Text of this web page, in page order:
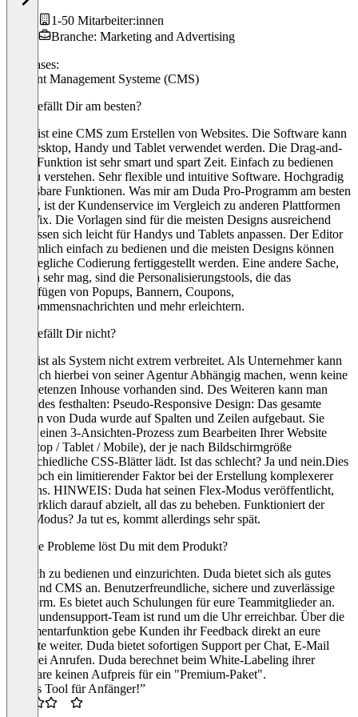
1-50 Mitarbeiter:innen
Branche: Marketing and Advertising
Use cases:
Content Management Systeme (CMS)
Was gefällt Dir am besten?
Duda ist eine CMS zum Erstellen von Websites. Die Software kann
auf Desktop, Handy und Tablet verwendet werden. Die Drag-and-
Drop-Funktion ist sehr smart und spart Zeit. Einfach zu bedienen
und zu verstehen. Sehr flexible und intuitive Software. Hochgradig
anpassbare Funktionen. Was mir am Duda Pro-Programm am besten
gefällt, ist der Kundenservice im Vergleich zu anderen Plattformen
wie Wix. Die Vorlagen sind für die meisten Designs ausreichend
und lassen sich leicht für Handys und Tablets anpassen. Der Editor
ist ziemlich einfach zu bedienen und die meisten Designs können
ohne jegliche Codierung fertiggestellt werden. Eine andere Sache,
die ich sehr mag, sind die Personalisierungstools, die das
Hinzufügen von Popups, Bannern, Coupons,
Willkommensnachrichten und mehr erleichtern.
Was gefällt Dir nicht?
Duda ist als System nicht extrem verbreitet. Als Unternehmer kann
man sich hierbei von seiner Agentur Abhängig machen, wenn keine
Kompetenzen Inhouse vorhanden sind. Des Weiteren kann man
folgendes festhalten: Pseudo-Responsive Design: Das gesamte
System von Duda wurde auf Spalten und Zeilen aufgebaut. Sie
haben einen 3-Ansichten-Prozess zum Bearbeiten Ihrer Website
(Desktop / Tablet / Mobile), der je nach Bildschirmgröße
unterschiedliche CSS-Blätter lädt. Ist das schlecht? Ja und nein.Dies
ist jedoch ein limitierender Faktor bei der Erstellung komplexerer
Designs. HINWEIS: Duda hat seinen Flex-Modus veröffentlicht,
der wirklich darauf abzielt, all das zu beheben. Funktioniert der
Flex-Modus? Ja tut es, kommt allerdings sehr spät.
Welche Probleme löst Du mit dem Produkt?
Einfach zu bedienen und einzurichten. Duda bietet sich als gutes
Allround CMS an. Benutzerfreundliche, sichere und zuverlässige
Plattform. Es bietet auch Schulungen für eure Teammitglieder an.
Das Kundensupport-Team ist rund um die Uhr erreichbar. Über die
Kommentarfunktion gebe Kunden ihr Feedback direkt an eure
Website weiter. Duda bietet sofortigen Support per Chat, E-Mail
oder bei Anrufen. Duda berechnet beim White-Labeling ihrer
Software keinen Aufpreis für ein "Premium-Paket".
“Gutes Tool für Anfänger!”